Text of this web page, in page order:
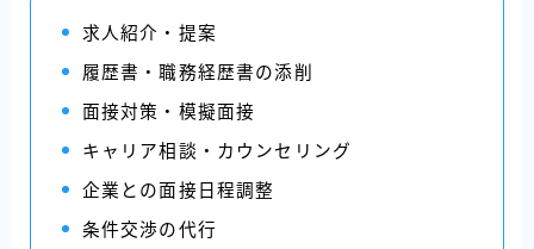
求人紹介・提案
履歴書・職務経歴書の添削
面接対策・模擬面接
キャリア相談・カウンセリング
企業との面接日程調整
条件交渉の代行